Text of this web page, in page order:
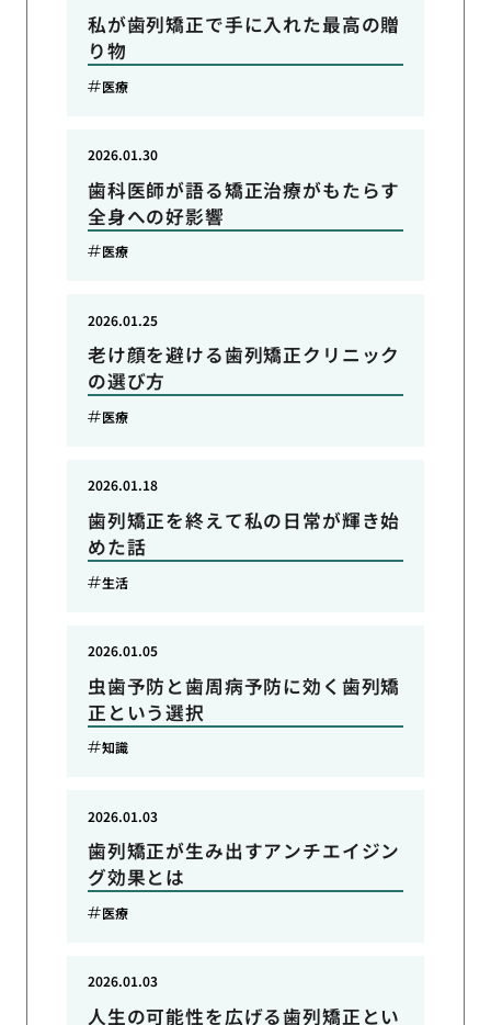
私が歯列矯正で手に入れた最高の贈
り物
医療
歯科医師が語る矯正治療がもたらす
全身への好影響
2026.01.30
医療
老け顔を避ける歯列矯正クリニック
の選び方
2026.01.25
医療
歯列矯正を終えて私の日常が輝き始
めた話
2026.01.18
生活
虫歯予防と歯周病予防に効く歯列矯
正という選択
2026.01.05
知識
歯列矯正が生み出すアンチエイジン
グ効果とは
2026.01.03
医療
人生の可能性を広げる歯列矯正とい
2026.01.03